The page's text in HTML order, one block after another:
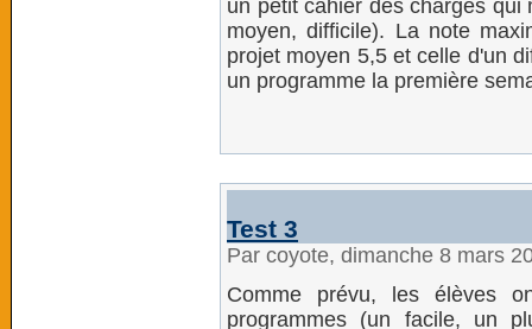
un petit cahier des charges
moyen, difficile). La note
projet moyen 5,5 et celle d'un
un programme la première
Test 3
Par coyote, dimanche 8 mars
Comme prévu, les élèves
programmes (un facile, un